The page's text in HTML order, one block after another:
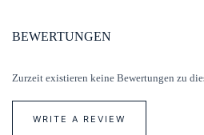
BEWERTUNGEN
Zurzeit existieren keine Bewertungen zu
WRITE A REVIEW